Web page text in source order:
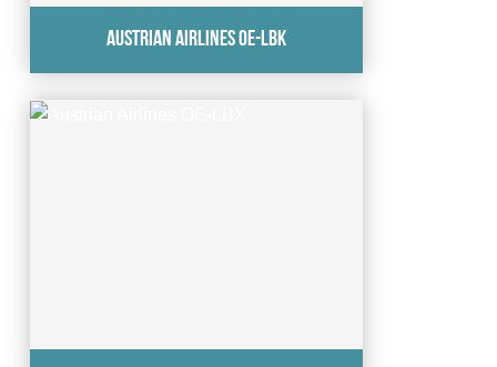
Austrian Airlines OE-LBK